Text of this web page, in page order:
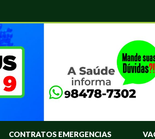
CONTRATOS EMERGENCIAS